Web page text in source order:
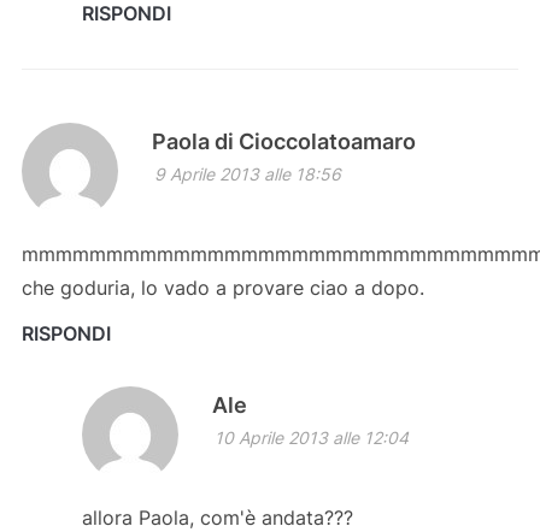
RISPONDI
Paola di Cioccolatoamaro
9 Aprile 2013 alle 18:56
che goduria, lo vado a provare ciao a dopo.
RISPONDI
Ale
10 Aprile 2013 alle 12:04
allora Paola, com'è andata???